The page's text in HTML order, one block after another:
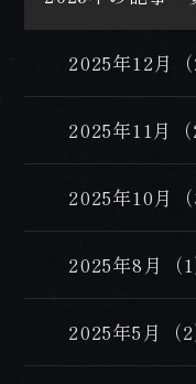
2025年12月（
2025年11月（
2025年10月（
2025年8月（1
2025年5月（2